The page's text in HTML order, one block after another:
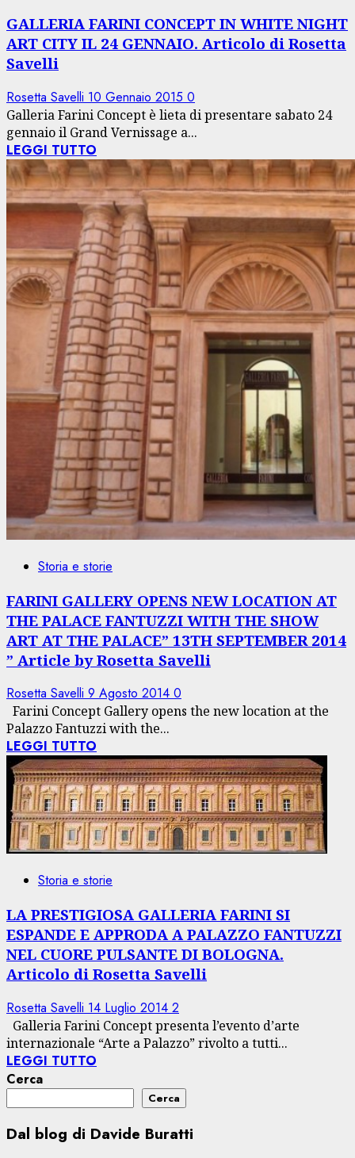
GALLERIA FARINI CONCEPT IN WHITE NIGHT
ART CITY IL 24 GENNAIO. Articolo di Rosetta
Savelli
Rosetta Savelli 10 Gennaio 2015 0
Galleria Farini Concept è lieta di presentare sabato 24
gennaio il Grand Vernissage a...
LEGGI TUTTO
Storia e storie
FARINI GALLERY OPENS NEW LOCATION AT
THE PALACE FANTUZZI WITH THE SHOW
ART AT THE PALACE” 13TH SEPTEMBER 2014
” Article by Rosetta Savelli
Rosetta Savelli 9 Agosto 2014 0
Farini Concept Gallery opens the new location at the
Palazzo Fantuzzi with the...
LEGGI TUTTO
Storia e storie
LA PRESTIGIOSA GALLERIA FARINI SI
ESPANDE E APPRODA A PALAZZO FANTUZZI
NEL CUORE PULSANTE DI BOLOGNA.
Articolo di Rosetta Savelli
Rosetta Savelli 14 Luglio 2014 2
Galleria Farini Concept presenta l’evento d’arte
internazionale “Arte a Palazzo” rivolto a tutti...
LEGGI TUTTO
Cerca
Cerca
Dal blog di Davide Buratti